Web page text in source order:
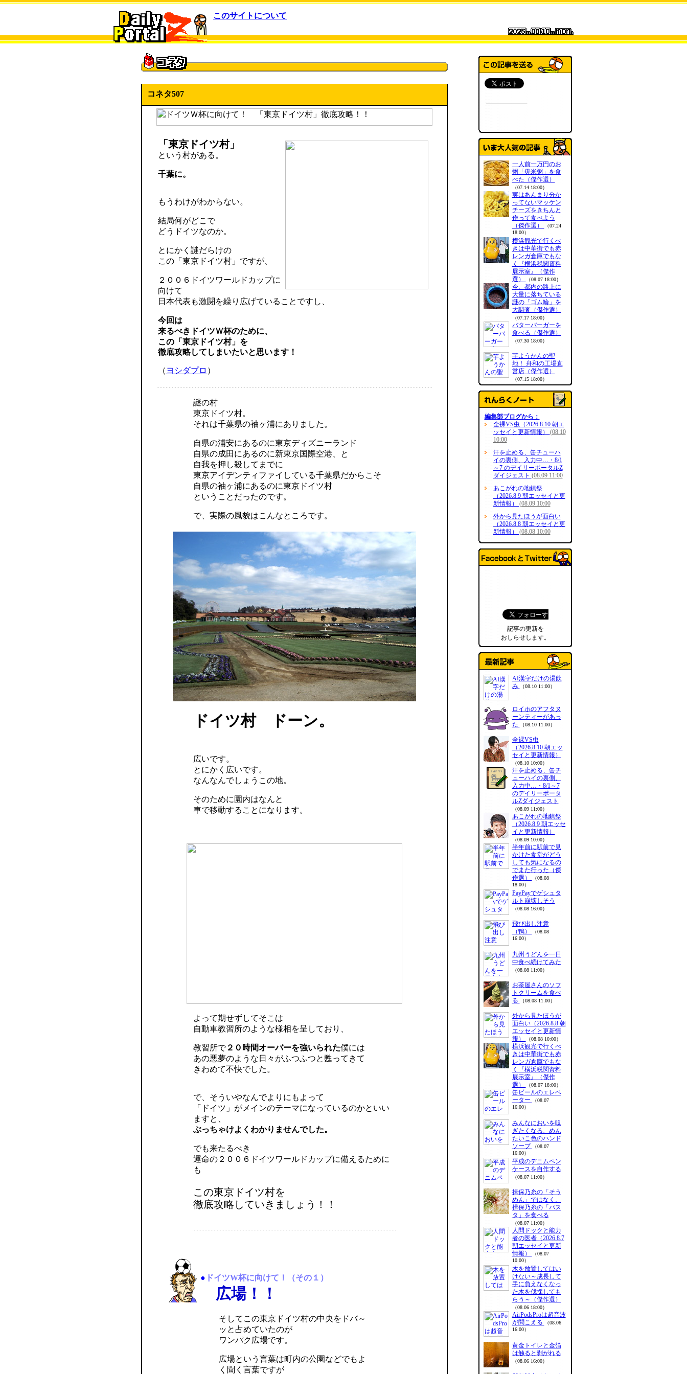
このサイトについて
コネタ507
「東京ドイツ村」
という村がある。
千葉に。
もうわけがわからない。
結局何がどこで
どうドイツなのか。
とにかく謎だらけの
この「東京ドイツ村」ですが、
２００６ドイツワールドカップに
向けて
日本代表も激闘を繰り広げていることですし、
今回は
来るべきドイツＷ杯のために、
この「東京ドイツ村」を
徹底攻略してしまいたいと思います！
（ ヨシダプロ ）
謎の村
東京ドイツ村。
それは千葉県の袖ヶ浦にありました。
自県の浦安にあるのに東京ディズニーランド
自県の成田にあるのに新東京国際空港、と
自我を押し殺してまでに
東京アイデンティファイしている千葉県だからこそ
自県の袖ヶ浦にあるのに東京ドイツ村
ということだったのです。
で、実際の風貌はこんなところです。
ドイツ村 ドーン。
広いです。
とにかく広いです。
なんなんでしょうこの地。
そのために園内はなんと
車で移動することになります。
よって期せずしてそこは
自動車教習所のような様相を呈しており、
教習所で２０時間オーバーを強いられた僕には
あの悪夢のような日々がふつふつと甦ってきて
きわめて不快でした。
で、そういやなんでよりにもよって
「ドイツ」がメインのテーマになっているのかといい
ますと、
ぶっちゃけよくわかりませんでした。
でも来たるべき
運命の２００６ドイツワールドカップに備えるために
も
この東京ドイツ村を
徹底攻略していきましょう！！
● ドイツW杯に向けて！（その１）
広場！！
そしてこの東京ドイツ村の中央をドバ～
ッと占めていたのが
ワンパク広場です。
広場という言葉は町内の公園などでもよ
く聞く言葉ですが
一人前一万円のお
粥「毋米粥」を食
べた（傑作選）
（07.14 18:00）
実はあんまり分か
ってないマッケン
チーズをきちんと
作って食べよう
（傑作選）
（07.24
18:00）
横浜観光で行くべ
きは中華街でも赤
レンガ倉庫でもな
く『横浜税関資料
展示室』（傑作
選）
（08.07 18:00）
今、都内の路上に
大量に落ちている
謎の「ゴム輪」を
大調査（傑作選）
（07.17 18:00）
バターバーガーを
食べる（傑作選）
（07.30 18:00）
芋ようかんの聖
地！ 舟和の工場直
営店（傑作選）
（07.15 18:00）
編集部ブログから：
全裸VS虫（2026.8.10 朝エ
ッセイと更新情報） (08.10
10:00
汗を止める、缶チューハ
イの裏側、入力中…・8/1
～7 のデイリーポータルZ
ダイジェスト (08.09 11:00
あこがれの地鎮祭
（2026.8.9 朝エッセイと更
新情報） (08.09 10:00
外から見たほうが面白い
（2026.8.8 朝エッセイと更
新情報） (08.08 10:00
記事の更新を
おしらせします。
AI漢字だけの湯飲
み
（08.10 11:00）
ロイホのアフタヌ
ーンティーがあっ
た
（08.10 11:00）
全裸VS虫
（2026.8.10 朝エッ
セイと更新情報）
（08.10 10:00）
汗を止める、缶チ
ューハイの裏側、
入力中…・8/1～7
のデイリーポータ
ルZダイジェスト
（08.09 11:00）
あこがれの地鎮祭
（2026.8.9 朝エッセ
イと更新情報）
（08.09 10:00）
半年前に駅前で見
かけた食堂がどう
しても気になるの
でまた行った（傑
作選）
（08.08
18:00）
PayPayでゲシュタ
ルト崩壊しそう
（08.08 16:00）
飛び出し注意
（鴨）
（08.08
16:00）
九州うどんを一日
中食べ続けてみた
（08.08 11:00）
お茶屋さんのソフ
トクリームを食べ
る
（08.08 11:00）
外から見たほうが
面白い（2026.8.8 朝
エッセイと更新情
報）
（08.08 10:00）
横浜観光で行くべ
きは中華街でも赤
レンガ倉庫でもな
く『横浜税関資料
展示室』（傑作
選）
（08.07 18:00）
缶ビールのエレベ
ーター
（08.07
16:00）
みんなにおいを嗅
ぎたくなる、めん
たいこ色のハンド
ソープ
（08.07
16:00）
平成のデニムペン
ケースを自作する
（08.07 11:00）
揖保乃糸の「そう
めん」ではなく、
揖保乃糸の「パス
タ」を食べる
（08.07 11:00）
人間ドックと能力
者の医者（2026.8.7
朝エッセイと更新
情報）
（08.07
10:00）
木を放置してはい
けない～成長して
手に負えなくなっ
た木を伐採しても
らう～（傑作選）
（08.06 18:00）
AirPodsProは超音波
が聞こえる
（08.06
16:00）
黄金トイレと金箔
は触ると剥がれる
（08.06 16:00）